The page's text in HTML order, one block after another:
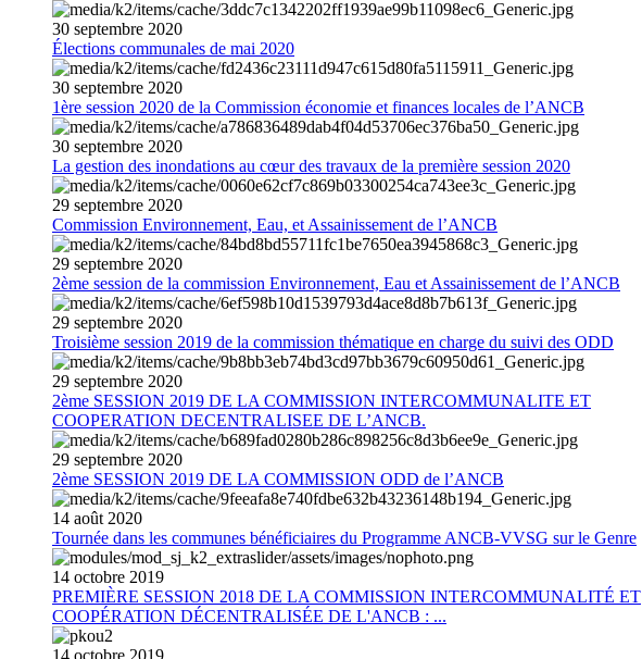
30 septembre 2020
Élections communales de mai 2020
30 septembre 2020
1ère session 2020 de la Commission économie et finances locales de l’ANCB
30 septembre 2020
La gestion des inondations au cœur des travaux de la première session 2020
29 septembre 2020
Commission Environnement, Eau, et Assainissement de l’ANCB
29 septembre 2020
2ème session de la commission Environnement, Eau et Assainissement de l’ANCB
29 septembre 2020
Troisième session 2019 de la commission thématique en charge du suivi des ODD
29 septembre 2020
2ème SESSION 2019 DE LA COMMISSION INTERCOMMUNALITE ET
COOPERATION DECENTRALISEE DE L’ANCB.
29 septembre 2020
2ème SESSION 2019 DE LA COMMISSION ODD de l’ANCB
14 août 2020
Tournée dans les communes bénéficiaires du Programme ANCB-VVSG sur le Genre
14 octobre 2019
PREMIÈRE SESSION 2018 DE LA COMMISSION INTERCOMMUNALITÉ ET
COOPÉRATION DÉCENTRALISÉE DE L'ANCB : ...
14 octobre 2019